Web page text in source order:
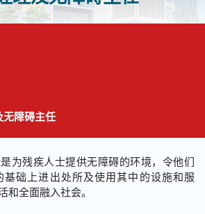
障碍主任
为残疾人士提供无障碍的环境，令他们
基础上进出处所及使用其中的设施和服
和全面融入社会。